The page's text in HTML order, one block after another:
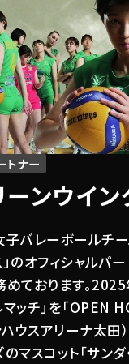
トナー
ンウイン
子バレーボールチ
」のオフィシャルパ
ております。
ッチ」を「OPEN
ウスアリーナ太田
マスコット「サンダ